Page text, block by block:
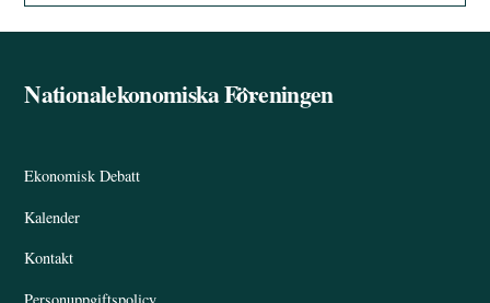
Back
Nationalekonomiska Föreningen
Ekonomisk Debatt
Kalender
Kontakt